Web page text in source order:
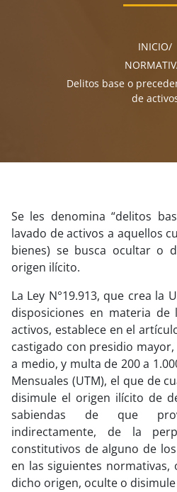
INICIO
Delitos base o
de
Se les denomina “delitos
lavado de activos a aquellos
bienes) se busca ocultar o
origen ilícito.
La Ley N°19.913, que crea la
disposiciones en materia
activos, establece en el
castigado con presidio
a medio, y multa de 200 a
Mensuales (UTM), el que de
disimule el origen ilícito de
sabiendas de que
indirectamente, de la
constitutivos de alguno de
en las siguientes normativas,
dicho origen, oculte o